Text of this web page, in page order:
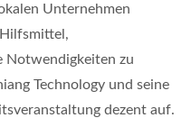
Unternehmen
Notwendigkeiten zu
Technology und seine
dezent auf.